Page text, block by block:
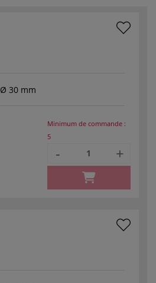
Ø 30 mm
Minimum de commande :
5
- +